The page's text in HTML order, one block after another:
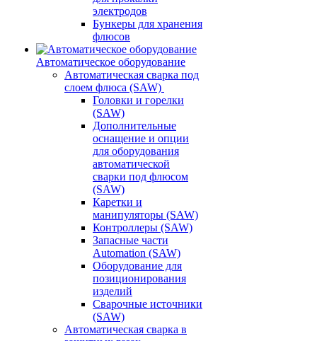
электродов
Бункеры для хранения
флюсов
Автоматическое оборудование
Автоматическая сварка под
слоем флюса (SAW)
Головки и горелки
(SAW)
Дополнительные
оснащение и опции
для оборудования
автоматической
сварки под флюсом
(SAW)
Каретки и
манипуляторы (SAW)
Контроллеры (SAW)
Запасные части
Automation (SAW)
Оборудование для
позиционирования
изделий
Сварочные источники
(SAW)
Автоматическая сварка в